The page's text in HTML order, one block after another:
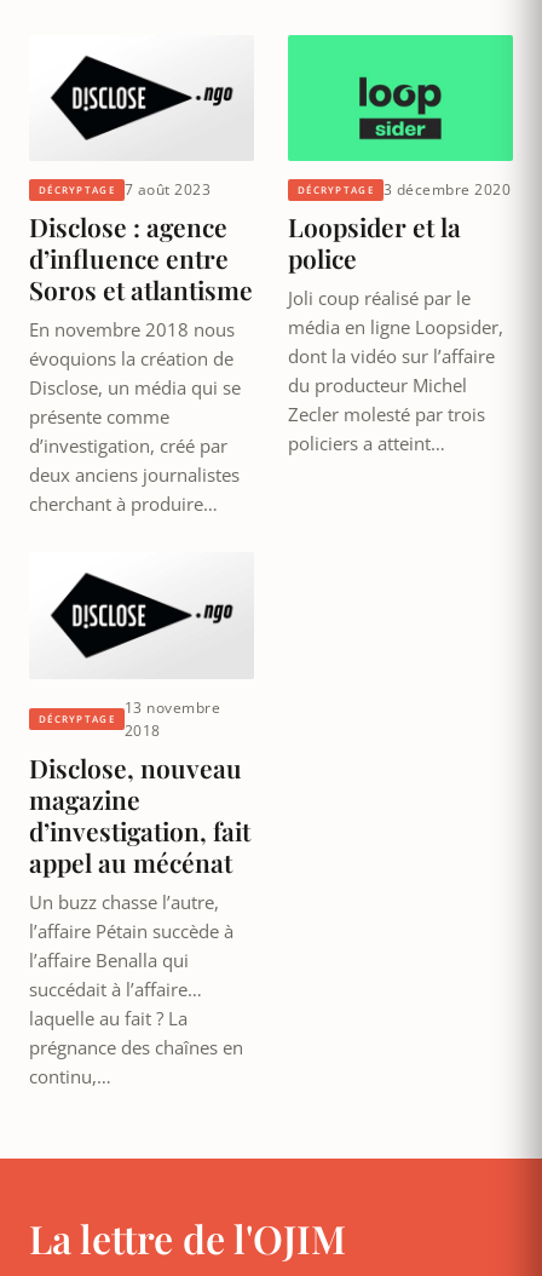
DÉCRYPTAGE 7 août 2023
Disclose : agence
d’influence entre
Soros et atlantisme
En novembre 2018 nous
évoquions la création de
Disclose, un média qui se
présente comme
d’investigation, créé par
deux anciens journalistes
cherchant à produire…
DÉCRYPTAGE 3 décembre 2020
Loopsider et la
police
Joli coup réalisé par le
média en ligne Loopsider,
dont la vidéo sur l’affaire
du producteur Michel
Zecler molesté par trois
policiers a atteint…
DÉCRYPTAGE
13 novembre
2018
Disclose, nouveau
magazine
d’investigation, fait
appel au mécénat
Un buzz chasse l’autre,
l’affaire Pétain succède à
l’affaire Benalla qui
succédait à l’affaire…
laquelle au fait ? La
prégnance des chaînes en
continu,…
La lettre de l'OJIM